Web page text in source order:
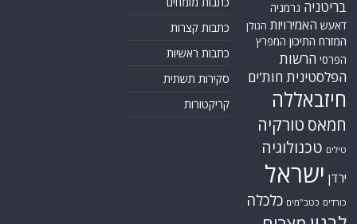
בריטניה גרמניה
דאעש האמירויות הגולן
המזרח התיכון המפרץ
הפרסי הרשות
הפלסטינית חות'ים
חיזבאללה
חמאס טורקיה
טילים טכנולוגיה
ירדן ישראל
כורדים כטב"מים כלכלה
כתבות קצרות
כתבות ראשיות
סקירות תשתית
קריקטורות